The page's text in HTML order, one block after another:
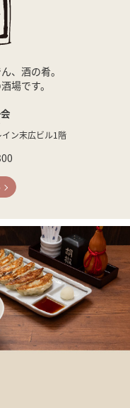
、酒の肴。
場です。
イン末広ビル1階